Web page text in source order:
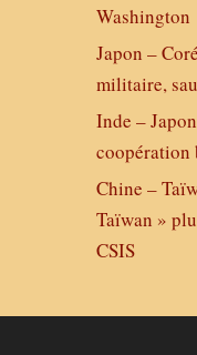
Washington
Japon –
militaire,
Inde –
coopération
Chine –
Taïwan »
CSIS